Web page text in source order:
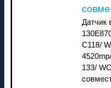
Датчик
C118/
133/